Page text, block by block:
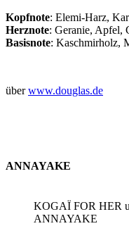
Kopfnote: Elemi-Harz,
Herznote: Geranie, Apfel,
Basisnote: Kaschmirholz,
überwww.douglas.de
ANNAYAKE
KOGAÏ FOR HER
ANNAYAKE